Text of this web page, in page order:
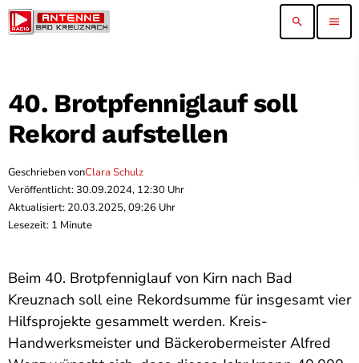
search menu
40. Brotpfenniglauf soll
Rekord aufstellen
Geschrieben vonClara Schulz
Veröffentlicht: 30.09.2024, 12:30 Uhr
Aktualisiert: 20.03.2025, 09:26 Uhr
Lesezeit: 1 Minute
Beim 40. Brotpfenniglauf von Kirn nach Bad
Kreuznach soll eine Rekordsumme für insgesamt vier
Hilfsprojekte gesammelt werden. Kreis-
Handwerksmeister und Bäckerobermeister Alfred